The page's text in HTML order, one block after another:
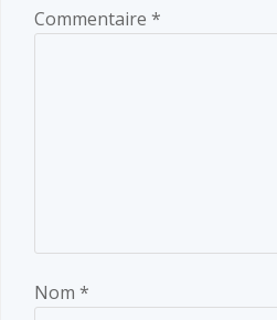
Commentaire *
Nom *